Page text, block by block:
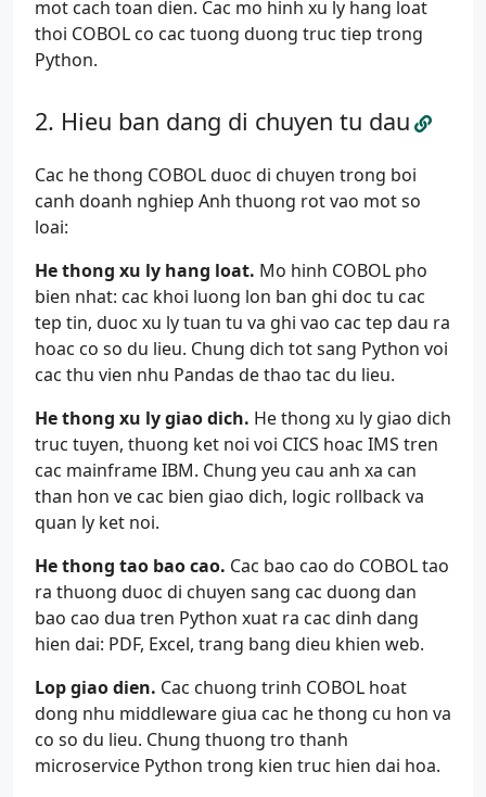
mot cach toan dien. Cac mo hinh xu ly hang loat
thoi COBOL co cac tuong duong truc tiep trong
Python.
Hieu ban dang di chuyen tu dau
Cac he thong COBOL duoc di chuyen trong boi
canh doanh nghiep Anh thuong rot vao mot so
loai:
He thong xu ly hang loat. Mo hinh COBOL pho
bien nhat: cac khoi luong lon ban ghi doc tu cac
tep tin, duoc xu ly tuan tu va ghi vao cac tep dau ra
hoac co so du lieu. Chung dich tot sang Python voi
cac thu vien nhu Pandas de thao tac du lieu.
He thong xu ly giao dich. He thong xu ly giao dich
truc tuyen, thuong ket noi voi CICS hoac IMS tren
cac mainframe IBM. Chung yeu cau anh xa can
than hon ve cac bien giao dich, logic rollback va
quan ly ket noi.
He thong tao bao cao. Cac bao cao do COBOL tao
ra thuong duoc di chuyen sang cac duong dan
bao cao dua tren Python xuat ra cac dinh dang
hien dai: PDF, Excel, trang bang dieu khien web.
Lop giao dien. Cac chuong trinh COBOL hoat
dong nhu middleware giua cac he thong cu hon va
co so du lieu. Chung thuong tro thanh
microservice Python trong kien truc hien dai hoa.